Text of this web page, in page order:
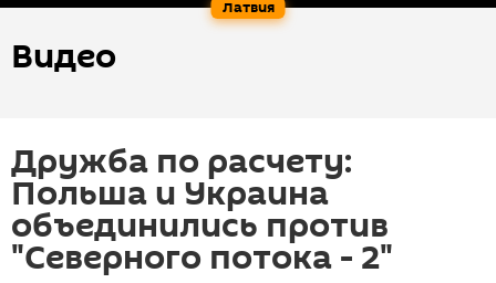
Латвия
Видео
Дружба по расчету:
Польша и Украина
объединились против
"Северного потока - 2"